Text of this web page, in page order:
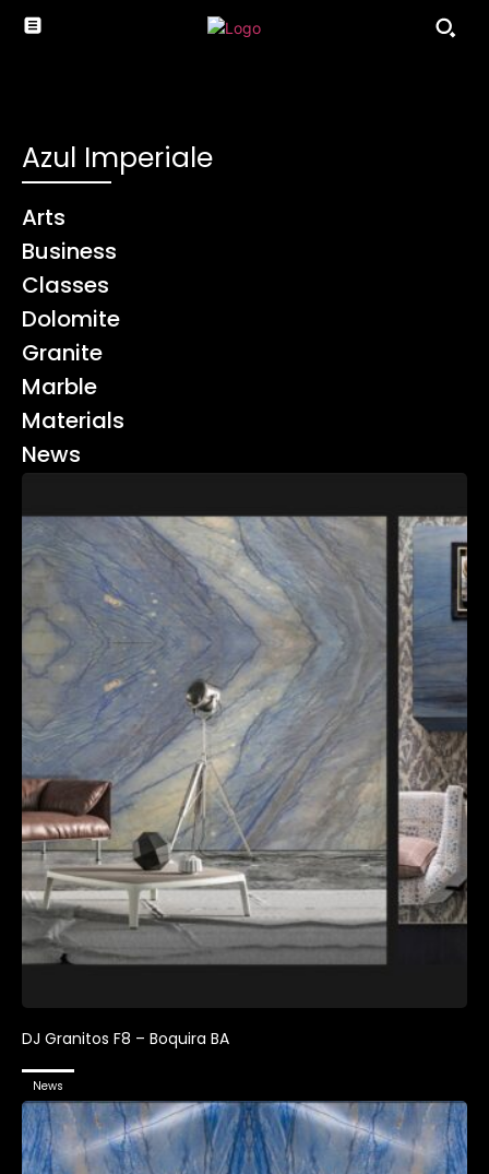
Azul Imperiale
Arts
Business
Classes
Dolomite
Granite
Marble
Materials
News
DJ Granitos F8 – Boquira BA
News